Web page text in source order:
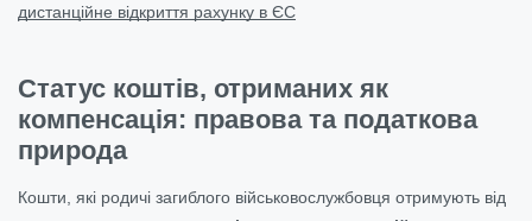
дистанційне відкриття рахунку в ЄС
Статус коштів, отриманих як
компенсація: правова та податкова
природа
Кошти, які родичі загиблого військовослужбовця отримують від